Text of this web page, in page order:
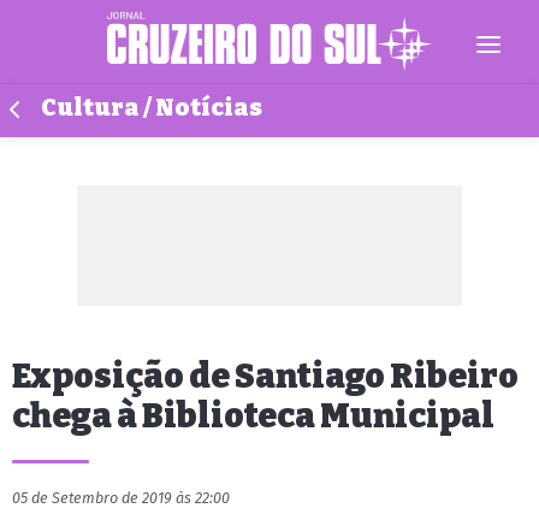
Cultura / Notícias
Exposição de Santiago Ribeiro
chega à Biblioteca Municipal
05 de Setembro de 2019 às 22:00